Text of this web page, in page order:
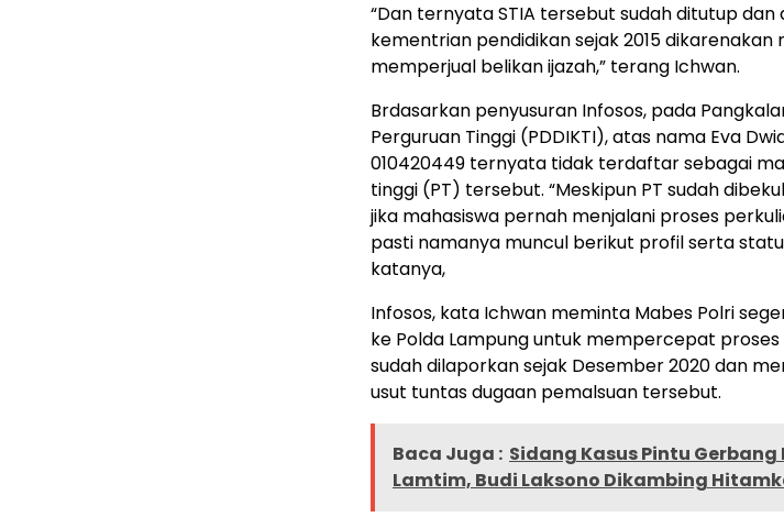
“Dan ternyata STIA tersebut sudah ditutup dan
kementrian pendidikan sejak 2015 dikarenakan
memperjual belikan ijazah,” terang Ichwan.
Brdasarkan penyusuran Infosos, pada
Perguruan Tinggi (PDDIKTI), atas nama Eva
010420449 ternyata tidak terdaftar sebagai
tinggi (PT) tersebut. “Meskipun PT sudah
jika mahasiswa pernah menjalani proses
pasti namanya muncul berikut profil serta
katanya,
Infosos, kata Ichwan meminta Mabes Polri
ke Polda Lampung untuk mempercepat
sudah dilaporkan sejak Desember 2020 dan
usut tuntas dugaan pemalsuan tersebut.
Baca Juga : Sidang Kasus Pintu Gerbang
Lamtim, Budi Laksono Dikambing